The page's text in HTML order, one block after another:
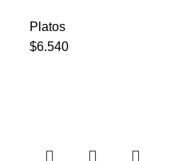
Platos
$6.540